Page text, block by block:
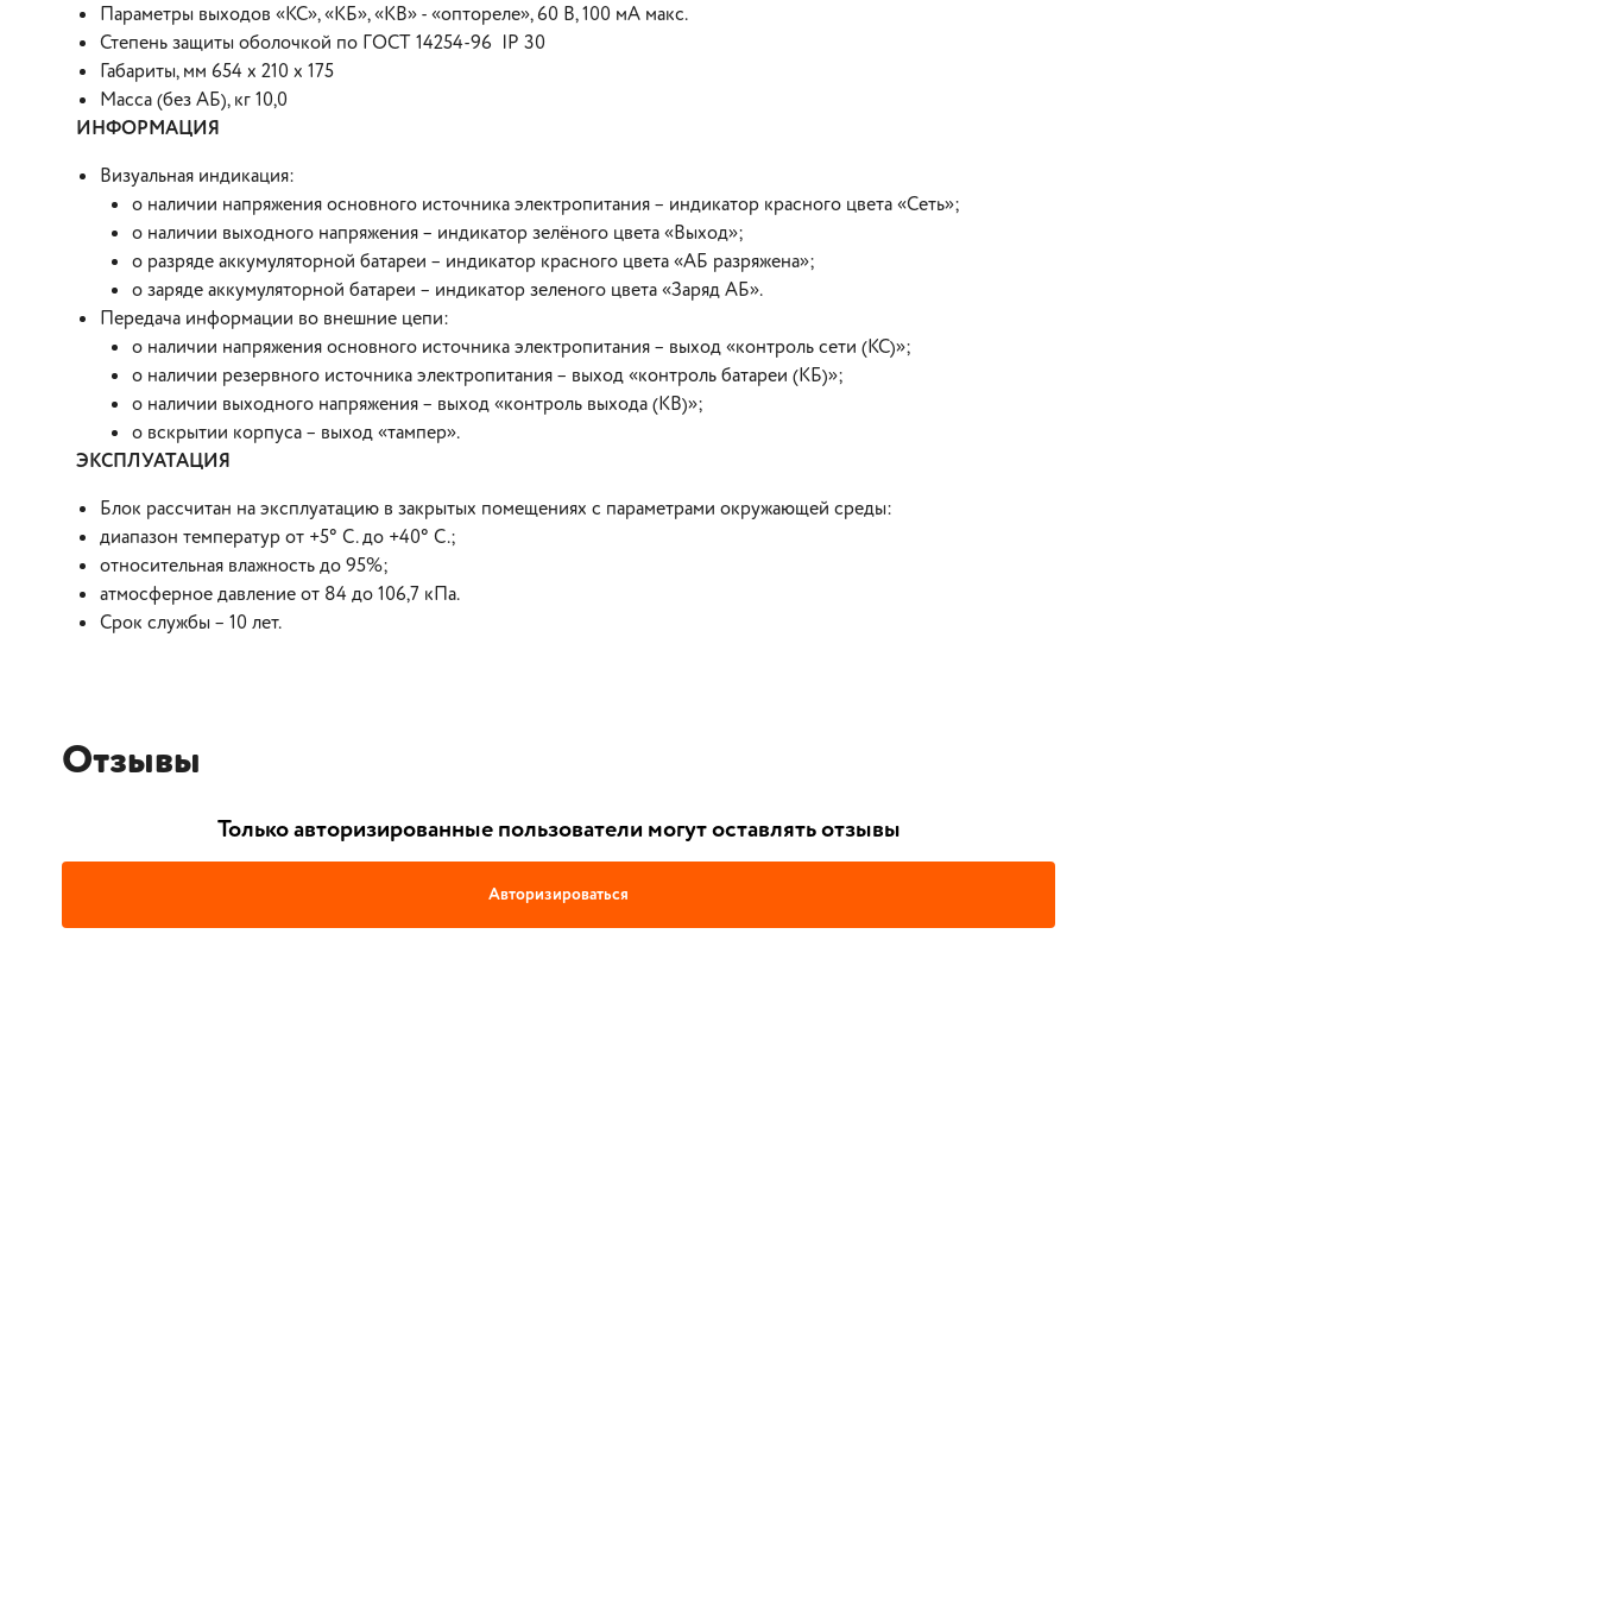
Параметры выходов «КС», «КБ», «КВ» - «оптореле», 60 В, 100 мА макс.
Степень защиты оболочкой по ГОСТ 14254-96 IP 30
Габариты, мм 654 х 210 х 175
Масса (без АБ), кг 10,0
ИНФОРМАЦИЯ
Визуальная индикация:
о наличии напряжения основного источника электропитания – индикатор красного цвета «Сеть»;
о наличии выходного напряжения – индикатор зелёного цвета «Выход»;
о разряде аккумуляторной батареи – индикатор красного цвета «АБ разряжена»;
о заряде аккумуляторной батареи – индикатор зеленого цвета «Заряд АБ».
Передача информации во внешние цепи:
о наличии напряжения основного источника электропитания – выход «контроль сети (КС)»;
о наличии резервного источника электропитания – выход «контроль батареи (КБ)»;
о наличии выходного напряжения – выход «контроль выхода (КВ)»;
о вскрытии корпуса – выход «тампер».
ЭКСПЛУАТАЦИЯ
Блок рассчитан на эксплуатацию в закрытых помещениях с параметрами окружающей среды:
диапазон температур от +5° С. до +40° С.;
относительная влажность до 95%;
атмосферное давление от 84 до 106,7 кПа.
Срок службы – 10 лет.
Отзывы
Только авторизированные пользователи могут оставлять отзывы
Авторизироваться